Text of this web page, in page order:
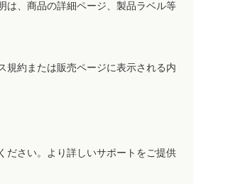
は、商品の詳細ページ、製品ラベル等
規約または販売ページに表示される内
ださい。より詳しいサポートをご提供